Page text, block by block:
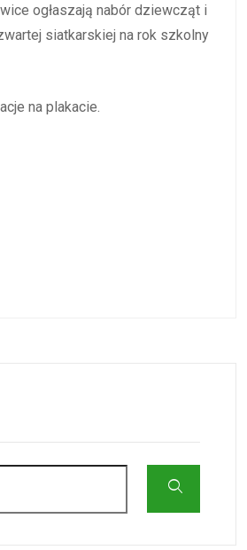
ogłaszają nabór dziewcząt i
siatkarskiej na rok szkolny
na plakacie.